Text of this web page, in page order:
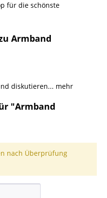
für die schönste
Armband
diskutieren... mehr
"Armband
nach Überprüfung